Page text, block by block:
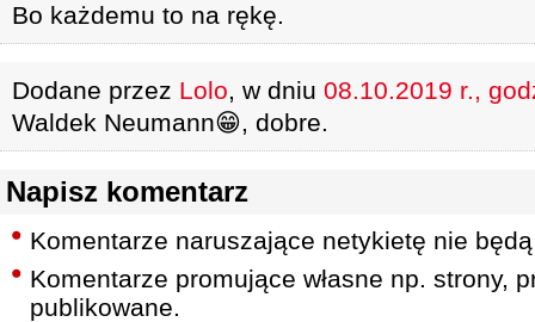
Bo każdemu to na rękę.
Dodane przez Lolo, w dniu 08.10.2019 r.,
Waldek Neumann😁, dobre.
Napisz komentarz
Komentarze naruszające netykietę nie
Komentarze promujące własne np. strony,
publikowane.